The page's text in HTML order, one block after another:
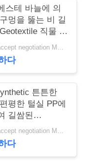
스테 바늘에 의
멍을 뚫는 비 길
직물 비
반대로 - 산화 Price accept negotiation MOQ:100sq.m.
다
튼튼한
평한 털실 PP에
길쌈된
는을 위한 잔
장합니다 막습
Price accept negotiation MOQ:1000 sq.m.
다